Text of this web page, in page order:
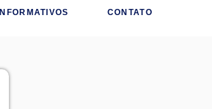
INFORMATIVOS CONTATO